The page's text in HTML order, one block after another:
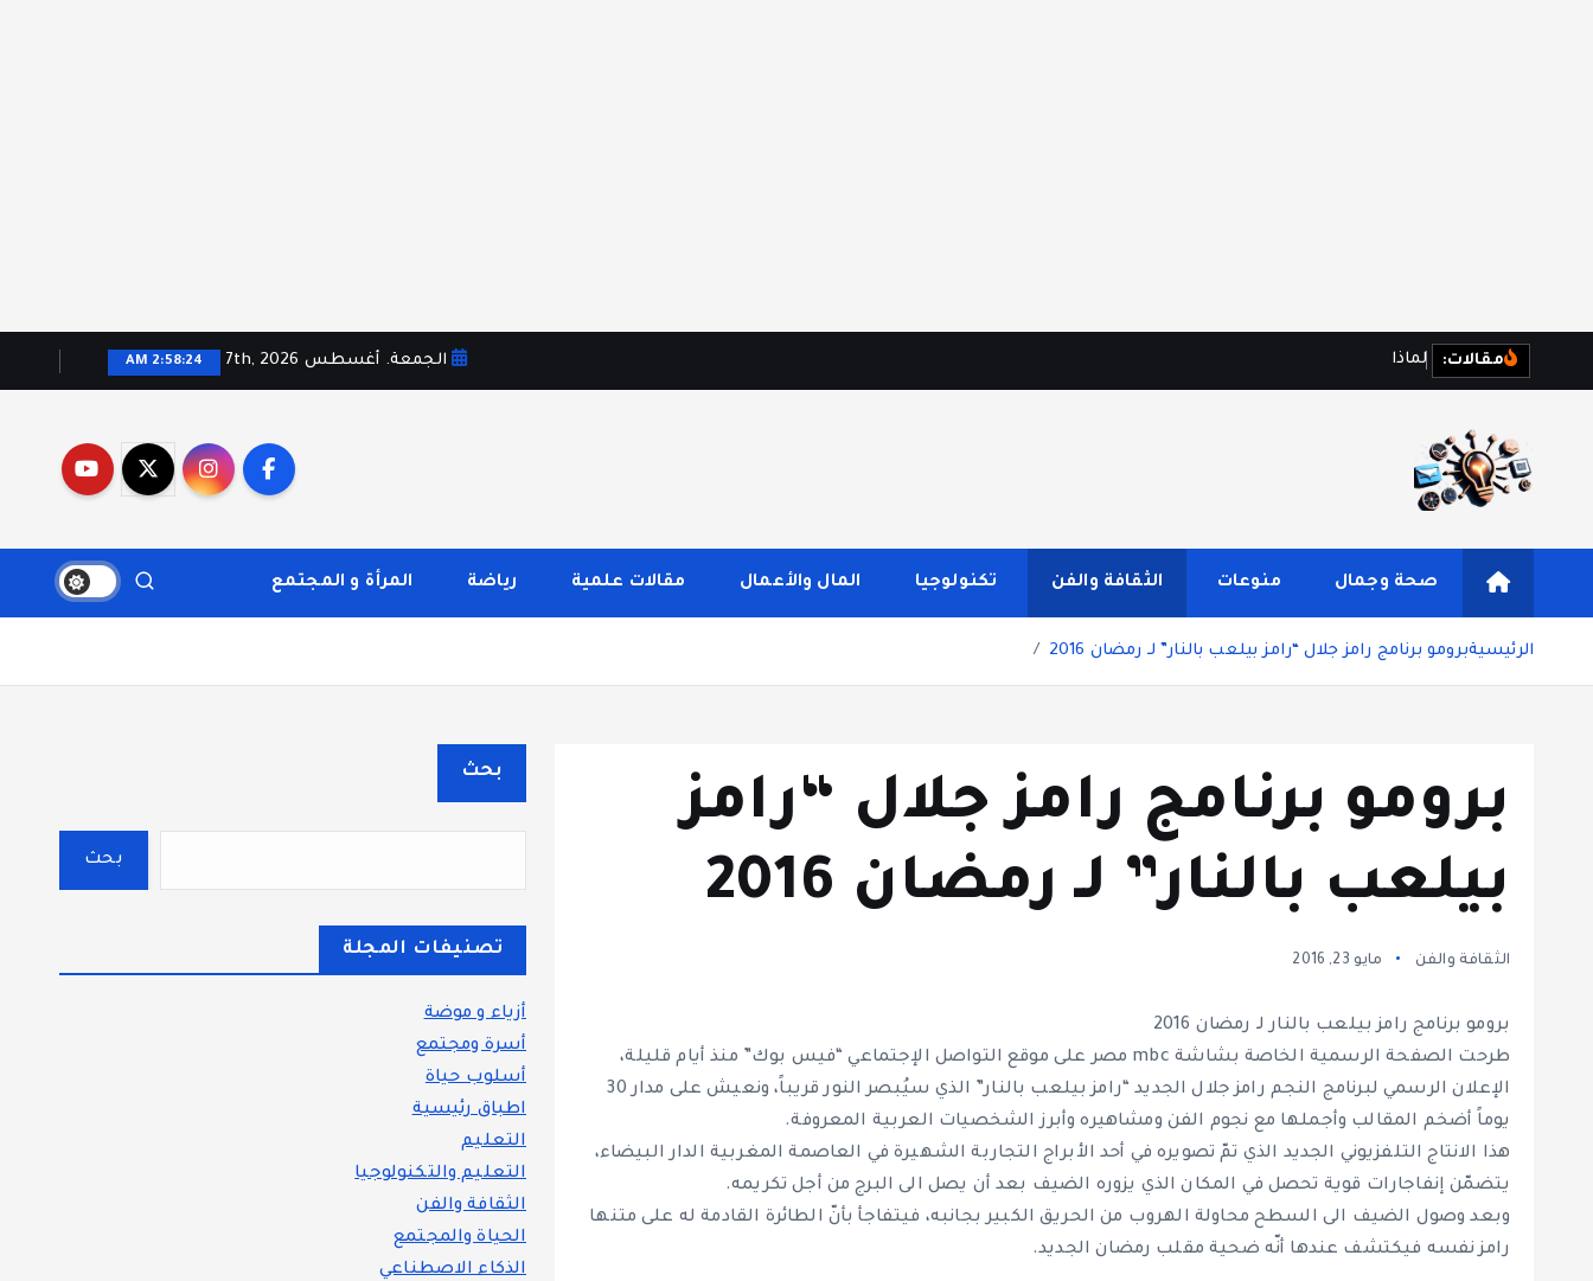
مقالات: لماذا الجمعة. أغسطس 7th, 2026 2:58:25 AM
ونصائح يومية تركز على أسلوب الحياة الحديث، بالإضافة إلى تغطية مواضيع تتعلق بالأمومة والعناية الشخصية. الموقع مقسم بوضوح إلى أقسام ليسهل التنقل ويضمن تقديم تجربة
مستخدم سلسة
صحة وجمال منوعات الثقافة والفن تكنولوجيا المال والأعمال مقالات علمية رياضة المرأة و المجتمع
الرئيسيةبرومو برنامج رامز جلال “رامز بيلعب بالنار” لـ رمضان 2016
برومو برنامج رامز جلال “رامز
بيلعب بالنار” لـ رمضان 2016
الثقافة والفن مايو 23, 2016
برومو برنامج رامز بيلعب بالنار لـ رمضان 2016
طرحت الصفحة الرسمية الخاصة بشاشة mbc مصر على موقع التواصل الإجتماعي “فيس بوك” منذ أيام قليلة،
الإعلان الرسمي لبرنامج النجم رامز جلال الجديد “رامز بيلعب بالنار” الذي سيُبصر النور قريباً، ونعيش على مدار 30
يوماً أضخم المقالب وأجملها مع نجوم الفن ومشاهيره وأبرز الشخصيات العربية المعروفة.
هذا الانتاج التلفزيوني الجديد الذي تمّ تصويره في أحد الأبراج التجاربة الشهيرة في العاصمة المغربية الدار البيضاء،
يتضمّن إنفاجارات قوية تحصل في المكان الذي يزوره الضيف بعد أن يصل الى البرج من أجل تكريمه.
وبعد وصول الضيف الى السطح محاولة الهروب من الحريق الكبير بجانبه، فيتفاجأ بأنّ الطائرة القادمة له على متنها
رامز نفسه فيكتشف عندها أنّه ضحية مقلب رمضان الجديد.
بحث
بحث
تصنيفات المجلة
أزياء و موضة
أسرة ومجتمع
أسلوب حياة
اطباق رئيسية
التعليم
التعليم والتكنولوجيا
الثقافة والفن
الحياة والمجتمع
الذكاء الاصطناعي